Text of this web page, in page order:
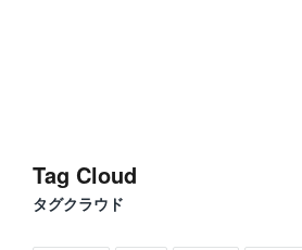
Tag Cloud
タグクラウド